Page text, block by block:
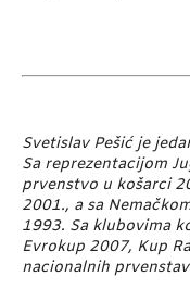
Svetislav Pešić je
Sa reprezentacijom
prvenstvo u košarci
2001., a sa
1993. Sa klubovima
Evrokup 2007, Kup
nacionalnih